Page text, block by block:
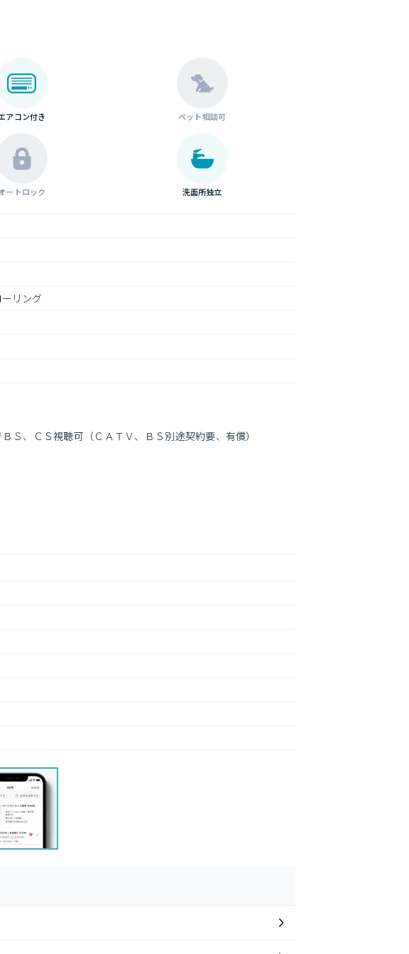
アコン付き ペット相談可
ートロック 洗面所独立
リング
Ｓ、ＣＳ視聴可（ＣＡＴＶ、ＢＳ別途契約要、有償）